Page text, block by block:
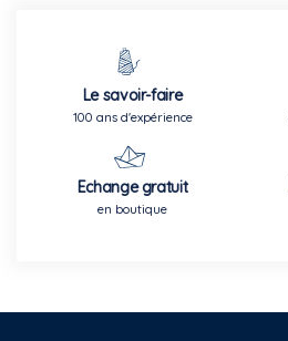
Le savoir-faire
100 ans d'expérience
Echange gratuit
en boutique